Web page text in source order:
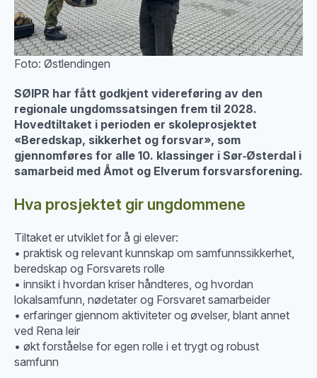
Foto: Østlendingen
SØIPR har fått godkjent videreføring av den
regionale ungdomssatsingen frem til 2028.
Hovedtiltaket i perioden er skoleprosjektet
«Beredskap, sikkerhet og forsvar», som
gjennomføres for alle 10. klassinger i Sør‑Østerdal i
samarbeid med Åmot og Elverum forsvarsforening.
Hva prosjektet gir ungdommene
Tiltaket er utviklet for å gi elever:
• praktisk og relevant kunnskap om samfunnssikkerhet,
beredskap og Forsvarets rolle
• innsikt i hvordan kriser håndteres, og hvordan
lokalsamfunn, nødetater og Forsvaret samarbeider
• erfaringer gjennom aktiviteter og øvelser, blant annet
ved Rena leir
• økt forståelse for egen rolle i et trygt og robust
samfunn